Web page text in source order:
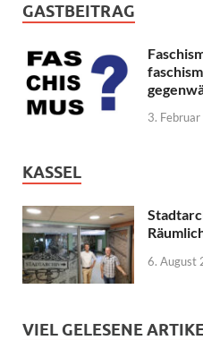
GASTBEITRAG
3.
KASSEL
6. August
VIEL GELESENE